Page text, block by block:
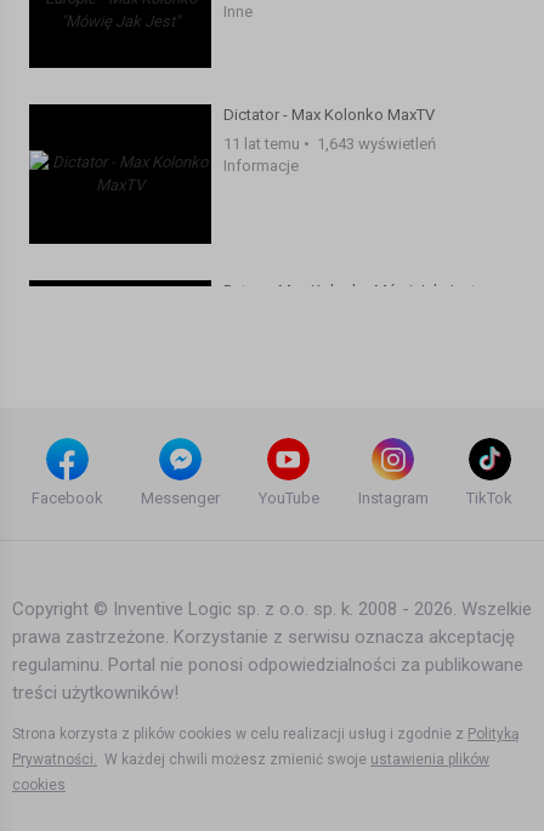
Inne
Dictator - Max Kolonko MaxTV
11 lat temu • 1,643 wyświetleń
Informacje
Potop - Max Kolonko Mówi Jak Jest
Syryjski Blitz Rosji - Max Kolonko
Mówi Jak jest
POTOP cz.2 - Max Kolonko Mówi Jak
Jest
Facebook Messenger YouTube Instagram TikTok
Copyright © Inventive Logic sp. z o.o. sp. k. 2008 - 2026. Wszelkie
prawa zastrzeżone. Korzystanie z serwisu oznacza akceptację
regulaminu. Portal nie ponosi odpowiedzialności za publikowane
treści użytkowników!
Strona korzysta z plików cookies w celu realizacji usług i zgodnie z Polityką
Prywatności. W każdej chwili możesz zmienić swoje ustawienia plików
cookies